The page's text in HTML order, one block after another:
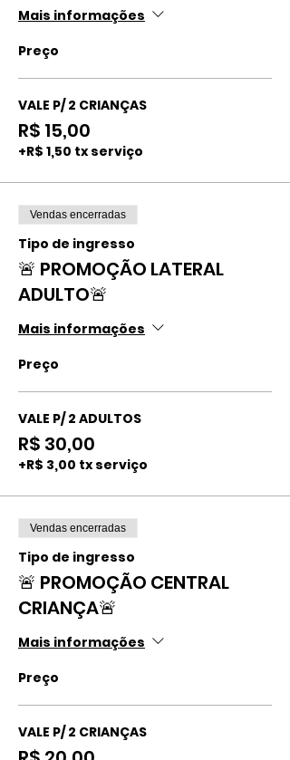
Mais informações
Preço
VALE P/ 2 CRIANÇAS
R$ 15,00
+R$ 1,50 tx serviço
Vendas encerradas
Tipo de ingresso
🚨 PROMOÇÃO LATERAL
ADULTO🚨
Mais informações
Preço
VALE P/ 2 ADULTOS
R$ 30,00
+R$ 3,00 tx serviço
Vendas encerradas
Tipo de ingresso
🚨 PROMOÇÃO CENTRAL
CRIANÇA🚨
Mais informações
Preço
VALE P/ 2 CRIANÇAS